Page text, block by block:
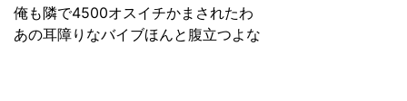
俺も隣で4500オスイチかまされたわ
あの耳障りなバイブほんと腹立つよな